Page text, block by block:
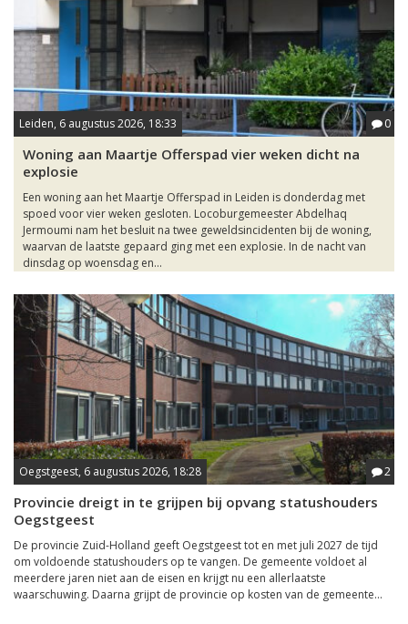
Leiden, 6 augustus 2026, 18:33 0
Woning aan Maartje Offerspad vier weken dicht na
explosie
Een woning aan het Maartje Offerspad in Leiden is donderdag met
spoed voor vier weken gesloten. Locoburgemeester Abdelhaq
Jermoumi nam het besluit na twee geweldsincidenten bij de woning,
waarvan de laatste gepaard ging met een explosie. In de nacht van
dinsdag op woensdag en...
Oegstgeest, 6 augustus 2026, 18:28 2
Provincie dreigt in te grijpen bij opvang statushouders
Oegstgeest
De provincie Zuid-Holland geeft Oegstgeest tot en met juli 2027 de tijd
om voldoende statushouders op te vangen. De gemeente voldoet al
meerdere jaren niet aan de eisen en krijgt nu een allerlaatste
waarschuwing. Daarna grijpt de provincie op kosten van de gemeente...